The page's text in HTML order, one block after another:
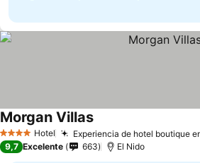
4 EstrellasHotel Experiencia de hotel boutique
Morgan Villas
9,7 Excelente 663 El Nido